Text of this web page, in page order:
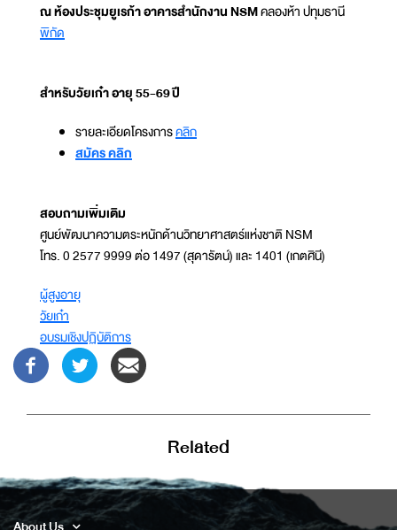
ณ ห้องประชุมยูเรก้า อาคารสำนักงาน NSMคลองห้า ปทุมธานี
พิกัด
สำหรับวัยเก๋า อายุ 55-69 ปี
รายละเอียดโครงการคลิก
สมัคร คลิก
สอบถามเพิ่มเติม
ศูนย์พัฒนาความตระหนักด้านวิทยาศาสตร์แห่งชาติ NSM
โทร. 0 2577 9999 ต่อ 1497 (สุดารัตน์) และ 1401 (เกตศินี)
ผู้สูงอายุ
วัยเก๋า
อบรมเชิงปฏิบัติการ
Related